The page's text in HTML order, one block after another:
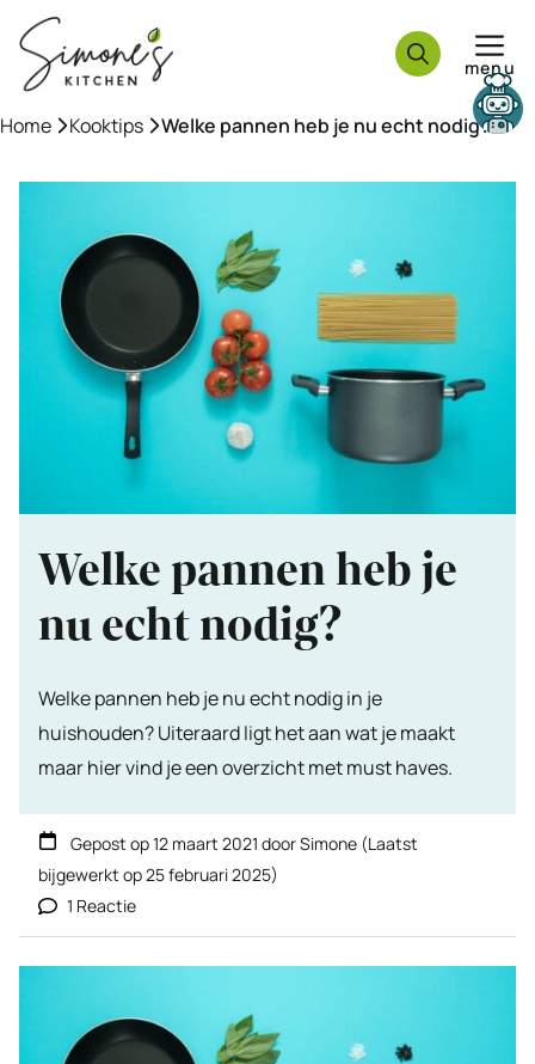
naar
inhoud
menu
Home »Kooktips »Welke pannen heb je nu echt nodig?
Welke pannen heb je
nu echt nodig?
Welke pannen heb je nu echt nodig in je
huishouden? Uiteraard ligt het aan wat je maakt
maar hier vind je een overzicht met must haves.
Gepost op12 maart 2021 doorSimone (Laatst
bijgewerkt op25 februari 2025)
1 Reactie
Need help?